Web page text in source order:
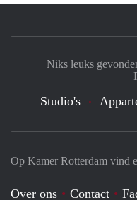
Op Kamer Rotterdam vind
Over ons Contact
Niks leuks
Studio's